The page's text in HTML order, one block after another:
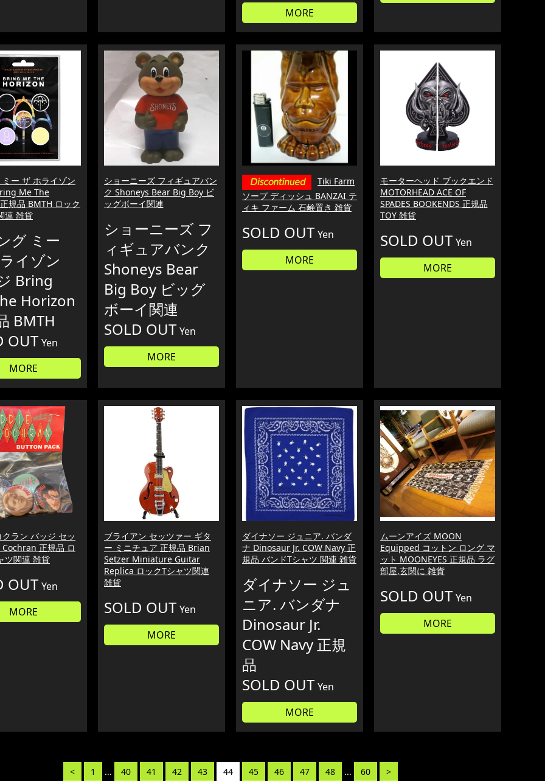
MORE
ー ザ ホライゾン
Me The
規品 BMTH ロック
連 雑貨
グ ミー
イゾン
Bring
Horizon
BMTH
OUT Yen
MORE
ショーニーズ フィギュアバン
ク Shoneys Bear Big Boy ビ
ッグボーイ関連
ショーニーズ フ
ィギュアバンク
Shoneys Bear
Big Boy ビッグ
ボーイ関連
SOLD OUT Yen
MORE
Tiki Farm
ソープ ディッシュ BANZAI テ
ィキ ファーム 石鹸置き 雑貨
SOLD OUT Yen
MORE
モーターヘッド ブックエンド
MOTORHEAD ACE OF
SPADES BOOKENDS 正規品
TOY 雑貨
SOLD OUT Yen
MORE
ラン バッジ セッ
正規品 ロ
ツ関連 雑貨
OUT Yen
MORE
ブライアン セッツァー ギタ
ー ミニチュア 正規品 Brian
Setzer Miniature Guitar
Replica ロックTシャツ関連
雑貨
SOLD OUT Yen
MORE
ダイナソー ジュニア. バンダ
ナ Dinosaur Jr. COW Navy 正
規品 バンドTシャツ 関連 雑貨
ダイナソー ジュ
ニア. バンダナ
Dinosaur Jr.
COW Navy 正規
品
SOLD OUT Yen
MORE
ムーンアイズ MOON
Equipped コットン ロング マ
ット MOONEYES 正規品 ラグ
部屋,玄関に 雑貨
SOLD OUT Yen
MORE
< 1 ... 40 41 42 43 44 45 46 47 48 ... 60 >